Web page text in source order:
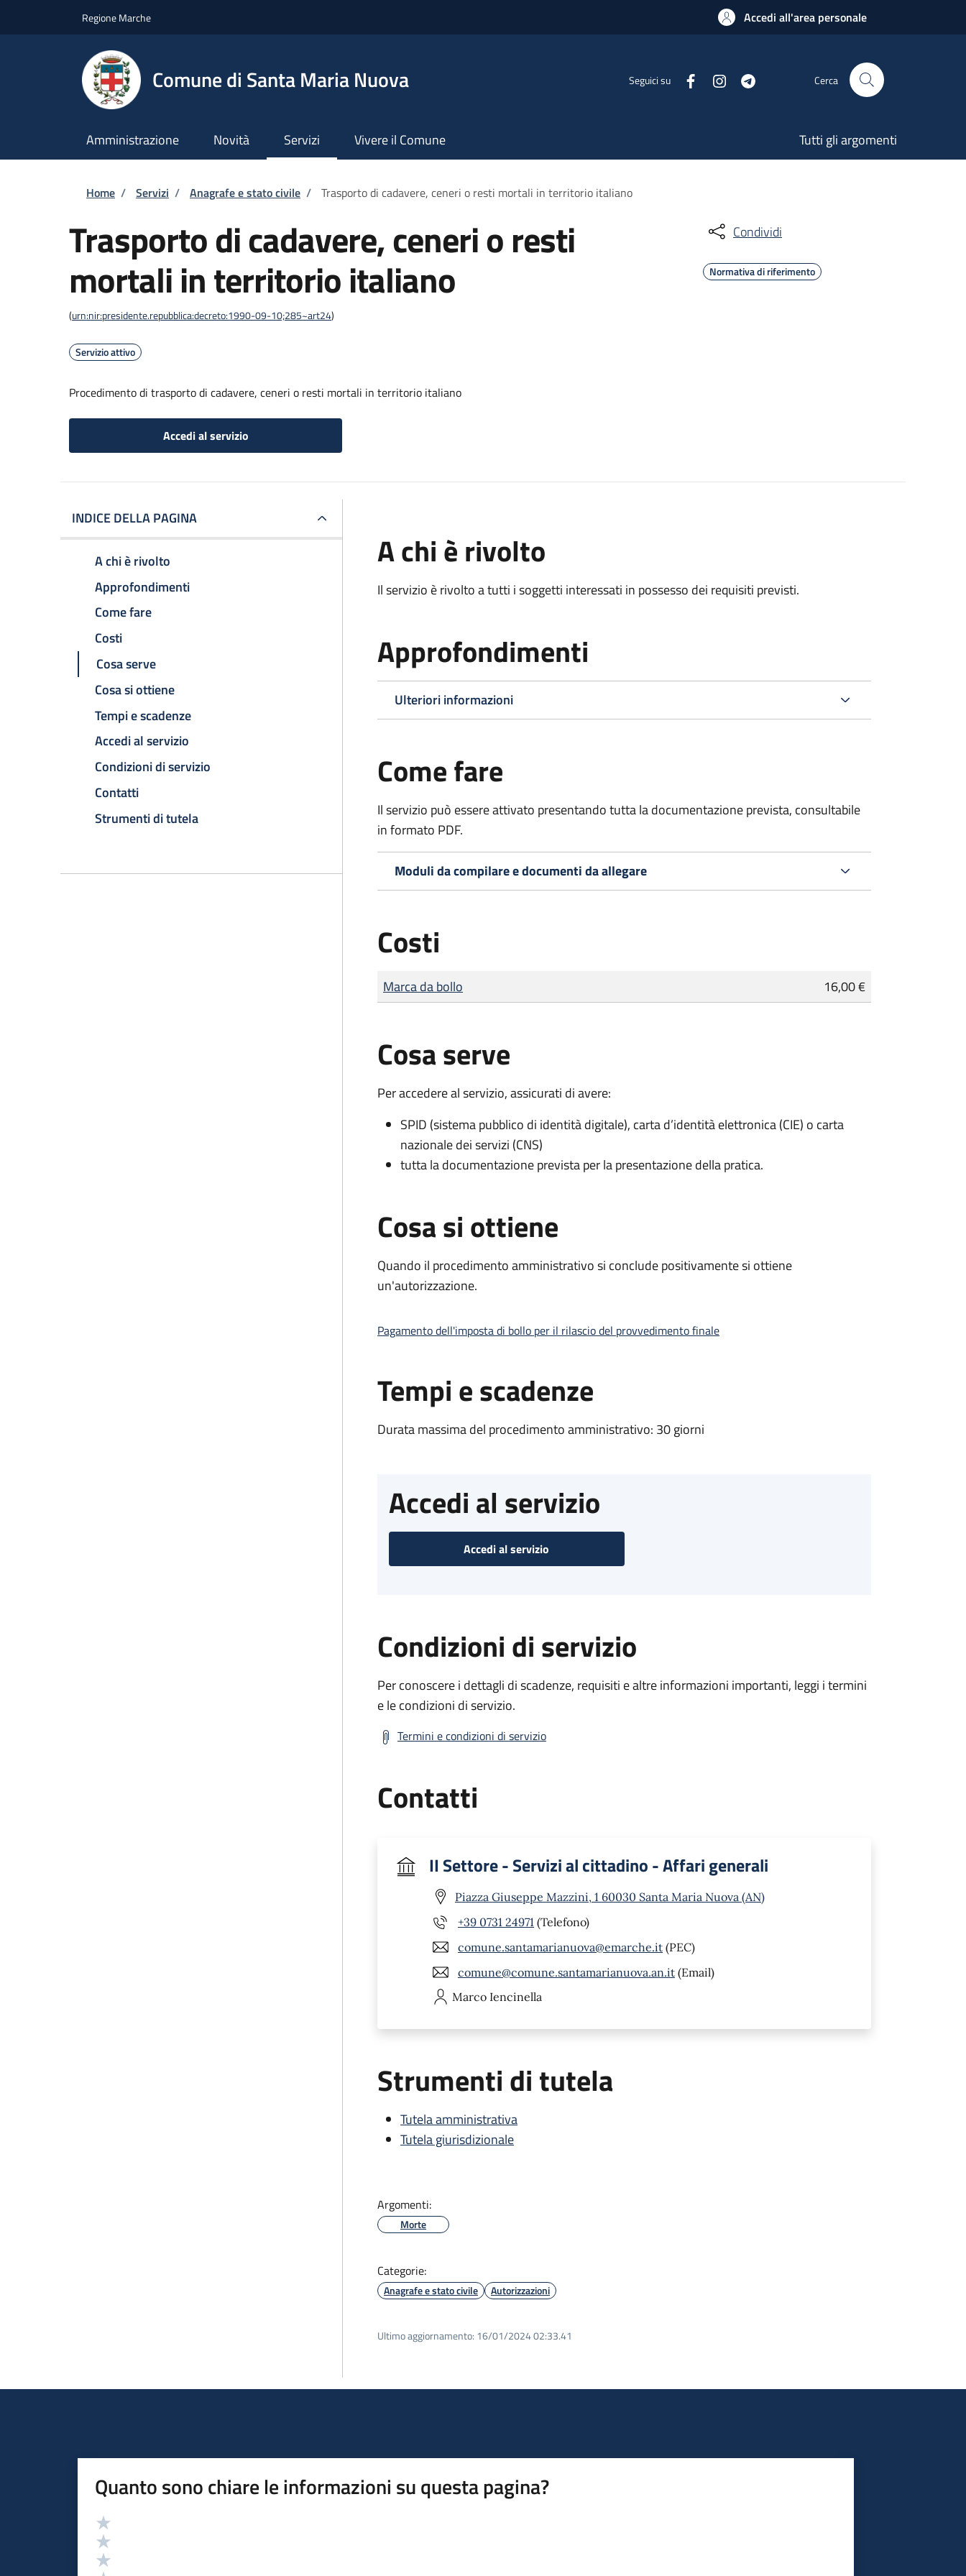
Regione Marche Accedi all'area personale
Comune di Santa Maria Nuova Seguici su Cerca
Amministrazione Novità Servizi Vivere il Comune Tutti gli argomenti
Briciole di pane
Home / Servizi / Anagrafe e stato civile / Trasporto di cadavere, ceneri o resti mortali in territorio italiano
Trasporto di cadavere, ceneri o resti
mortali in territorio italiano
(urn:nir:presidente.repubblica:decreto:1990-09-10;285~art24)
Servizio attivo
Procedimento di trasporto di cadavere, ceneri o resti mortali in territorio italiano
Accedi al servizio
Condividi
Normativa di riferimento
INDICE DELLA PAGINA
A chi è rivolto
Approfondimenti
Come fare
Costi
Cosa serve
Cosa si ottiene
Tempi e scadenze
Accedi al servizio
Condizioni di servizio
Contatti
Strumenti di tutela
A chi è rivolto
Il servizio è rivolto a tutti i soggetti interessati in possesso dei requisiti previsti.
Approfondimenti
Ulteriori informazioni
Come fare
Il servizio può essere attivato presentando tutta la documentazione prevista, consultabile
in formato PDF.
Moduli da compilare e documenti da allegare
Costi
Tipo di pagamento
Importo
Marca da bollo 16,00 €
Cosa serve
Per accedere al servizio, assicurati di avere:
SPID (sistema pubblico di identità digitale), carta d’identità elettronica (CIE) o carta
nazionale dei servizi (CNS)
tutta la documentazione prevista per la presentazione della pratica.
Cosa si ottiene
Quando il procedimento amministrativo si conclude positivamente si ottiene
un'autorizzazione.
Pagamento dell'imposta di bollo per il rilascio del provvedimento finale
Tempi e scadenze
Durata massima del procedimento amministrativo: 30 giorni
Accedi al servizio
Accedi al servizio
Condizioni di servizio
Per conoscere i dettagli di scadenze, requisiti e altre informazioni importanti, leggi i termini
e le condizioni di servizio.
Termini e condizioni di servizio
Contatti
II Settore - Servizi al cittadino - Affari generali
Piazza Giuseppe Mazzini, 1 60030 Santa Maria Nuova (AN)
+39 0731 24971 (Telefono)
comune.santamarianuova@emarche.it (PEC)
comune@comune.santamarianuova.an.it (Email)
Marco Iencinella
Strumenti di tutela
Tutela amministrativa
Tutela giurisdizionale
Argomenti:
Morte
Categorie:
Anagrafe e stato civile Autorizzazioni
Ultimo aggiornamento: 16/01/2024 02:33.41
Quanto sono chiare le informazioni su questa pagina?
Valutazione